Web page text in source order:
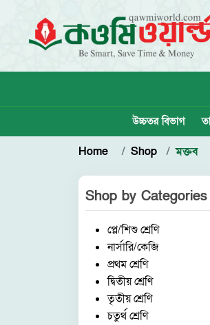
উচ্চতর বিভাগ
Home Shop মক্তব
Shop by Categories
প্লে/শিশু শ্রেণি
নার্সারি/কেজি
প্রথম শ্রেণি
দ্বিতীয় শ্রেণি
তৃতীয় শ্রেণি
চতুর্থ শ্রেণি